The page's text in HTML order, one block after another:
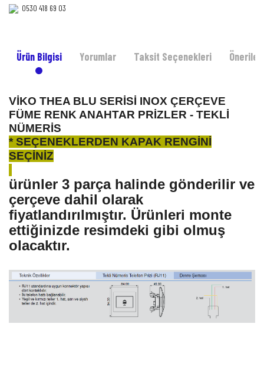
0530 418 69 03‎‎
Ürün Bilgisi Yorumlar Taksit Seçenekleri
VİKO THEA BLU SERİSİ INOX ÇERÇEVE
FÜME RENK ANAHTAR PRİZLER - TEKLİ
NÜMERİS
* SEÇENEKLERDEN KAPAK RENGİNİ
SEÇİNİZ
ürünler 3 parça halinde gönderilir ve
çerçeve dahil olarak
fiyatlandırılmıştır. Ürünleri monte
ettiğinizde resimdeki gibi olmuş
olacaktır.